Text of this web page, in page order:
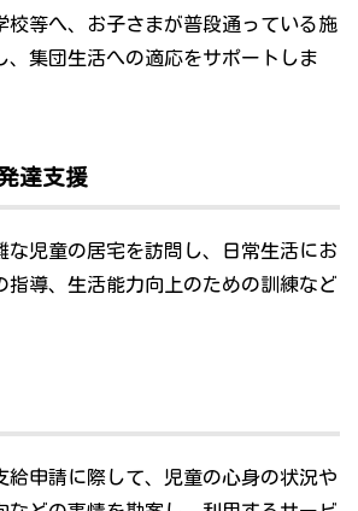
校等へ、お子さまが普段通っている施
、集団生活への適応をサポートしま
達支援
な児童の居宅を訪問し、日常生活にお
指導、生活能力向上のための訓練など
給申請に際して、児童の心身の状況や